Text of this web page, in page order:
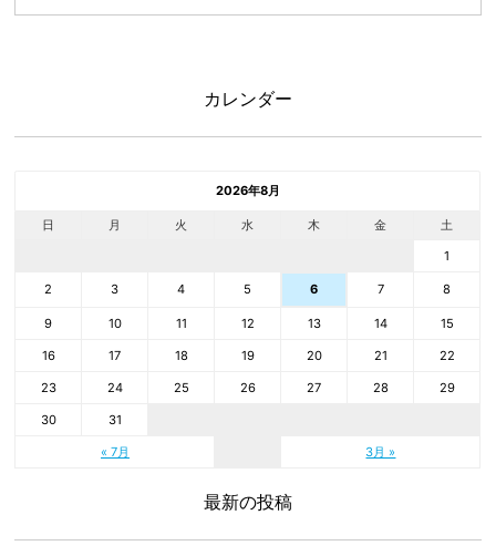
カレンダー
2026年8月
日 月 火 水 木 金 土
« 7月 3月 »
1
2 3 4 5 6 7 8
9 10 11 12 13 14 15
16 17 18 19 20 21 22
23 24 25 26 27 28 29
30 31
最新の投稿